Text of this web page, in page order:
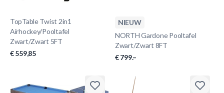
TopTable Twist 2in1
Airhockey/Pooltafel
Zwart/Zwart 5FT
€ 559,85
NIEUW
NORTH Gardone Pooltafel
Zwart/Zwart 8FT
€ 799.–